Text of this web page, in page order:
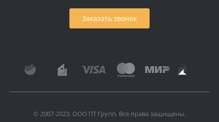
Заказать звонок
© 2007-2023. ООО ПТ Групп. Все права защищены.